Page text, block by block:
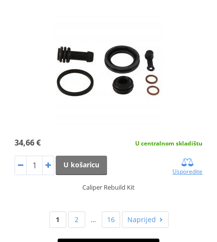
34,66 € U centralnom skladištu
U košaricu
Usporedite
Caliper Rebuild Kit
1 2 … 16 Naprijed